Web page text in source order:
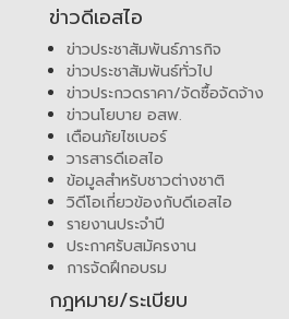
ข่าวดีเอสไอ
ข่าวประชาสัมพันธ์ภารกิจ
ข่าวประชาสัมพันธ์ทั่วไป
ข่าวประกวดราคา/จัดซื้อจัดจ้าง
ข่าวนโยบาย อสพ.
เตือนภัยไซเบอร์
วารสารดีเอสไอ
ข้อมูลสำหรับชาวต่างชาติ
วิดีโอเกี่ยวข้องกับดีเอสไอ
รายงานประจำปี
ประกาศรับสมัครงาน
การจัดฝึกอบรม
กฎหมาย/ระเบียบ